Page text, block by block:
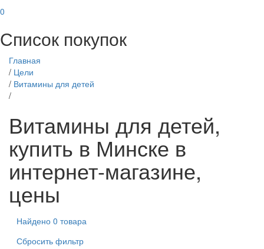
0
Список покупок
Главная
/ Цели
/ Витамины для детей
/
Витамины для детей,
купить в Минске в
интернет-магазине,
цены
Найдено 0 товара
Сбросить фильтр